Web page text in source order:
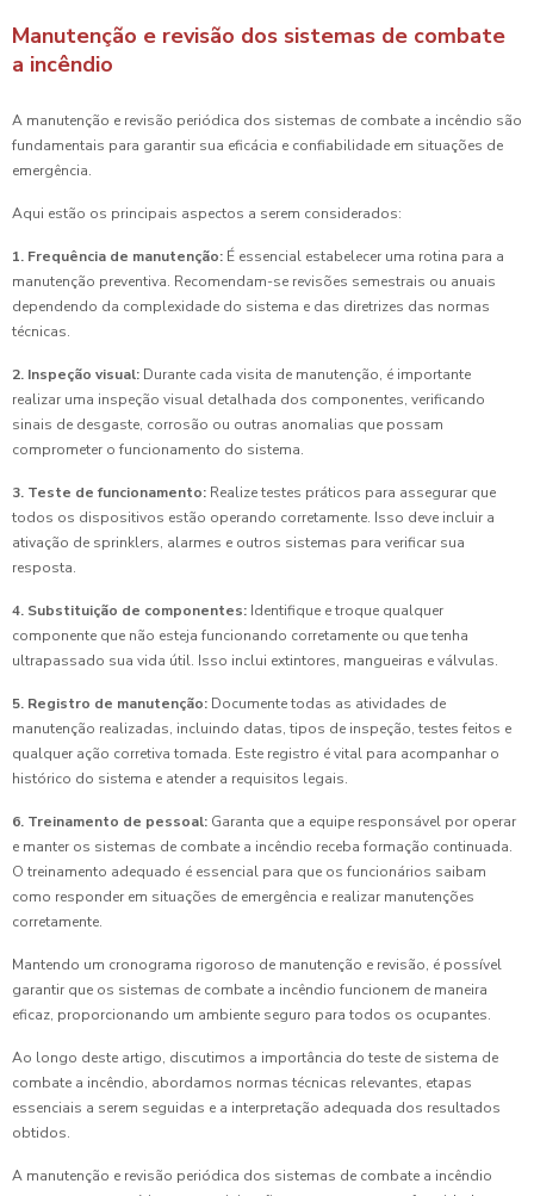
Manutenção e revisão dos sistemas de combate
a incêndio
A manutenção e revisão periódica dos sistemas de combate a incêndio são
fundamentais para garantir sua eficácia e confiabilidade em situações de
emergência.
Aqui estão os principais aspectos a serem considerados:
1. Frequência de manutenção: É essencial estabelecer uma rotina para a
manutenção preventiva. Recomendam-se revisões semestrais ou anuais
dependendo da complexidade do sistema e das diretrizes das normas
técnicas.
2. Inspeção visual: Durante cada visita de manutenção, é importante
realizar uma inspeção visual detalhada dos componentes, verificando
sinais de desgaste, corrosão ou outras anomalias que possam
comprometer o funcionamento do sistema.
3. Teste de funcionamento: Realize testes práticos para assegurar que
todos os dispositivos estão operando corretamente. Isso deve incluir a
ativação de sprinklers, alarmes e outros sistemas para verificar sua
resposta.
4. Substituição de componentes: Identifique e troque qualquer
componente que não esteja funcionando corretamente ou que tenha
ultrapassado sua vida útil. Isso inclui extintores, mangueiras e válvulas.
5. Registro de manutenção: Documente todas as atividades de
manutenção realizadas, incluindo datas, tipos de inspeção, testes feitos e
qualquer ação corretiva tomada. Este registro é vital para acompanhar o
histórico do sistema e atender a requisitos legais.
6. Treinamento de pessoal: Garanta que a equipe responsável por operar
e manter os sistemas de combate a incêndio receba formação continuada.
O treinamento adequado é essencial para que os funcionários saibam
como responder em situações de emergência e realizar manutenções
corretamente.
Mantendo um cronograma rigoroso de manutenção e revisão, é possível
garantir que os sistemas de combate a incêndio funcionem de maneira
eficaz, proporcionando um ambiente seguro para todos os ocupantes.
Ao longo deste artigo, discutimos a importância do teste de sistema de
combate a incêndio, abordamos normas técnicas relevantes, etapas
essenciais a serem seguidas e a interpretação adequada dos resultados
obtidos.
A manutenção e revisão periódica dos sistemas de combate a incêndio